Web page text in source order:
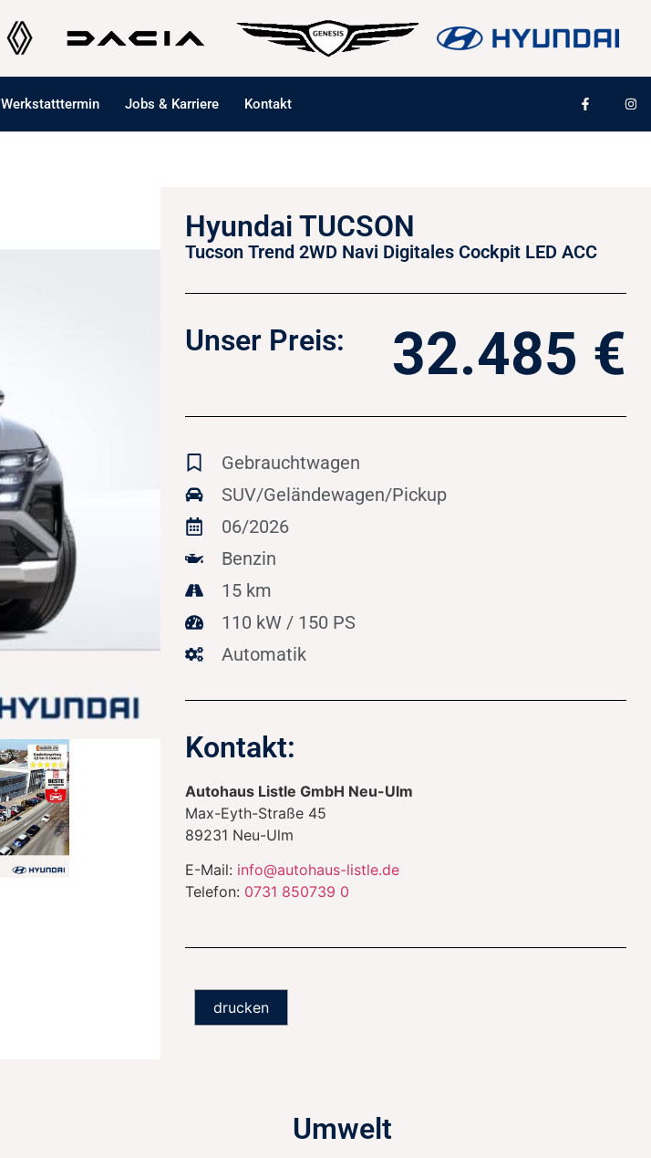
Werkstatttermin Jobs & Karriere Kontakt
Hyundai TUCSON
Tucson Trend 2WD Navi Digitales Cockpit LED ACC
Unser Preis: 32.485 €
Gebrauchtwagen
SUV/Geländewagen/Pickup
06/2026
Benzin
15 km
110 kW / 150 PS
Automatik
Kontakt:
Autohaus Listle GmbH Neu-Ulm
Max-Eyth-Straße 45
89231 Neu-Ulm
E-Mail: info@autohaus-listle.de
Telefon: 0731 850739 0
drucken
Umwelt